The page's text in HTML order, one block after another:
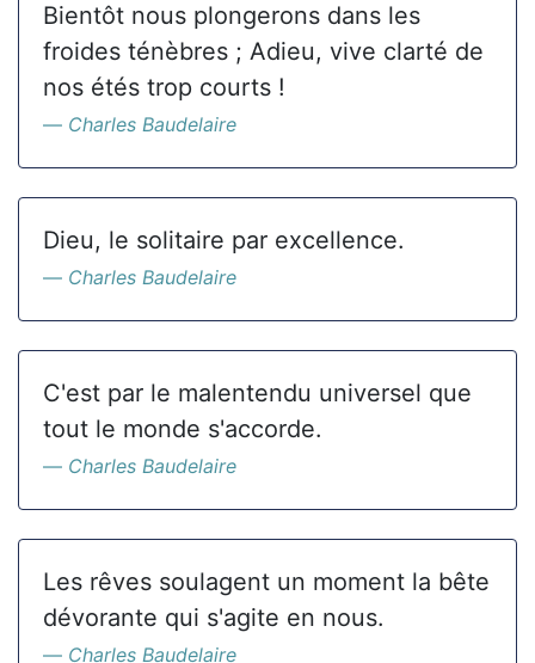
Bientôt nous plongerons dans les
froides ténèbres ; Adieu, vive clarté de
nos étés trop courts !
Charles Baudelaire
Dieu, le solitaire par excellence.
Charles Baudelaire
C'est par le malentendu universel que
tout le monde s'accorde.
Charles Baudelaire
Les rêves soulagent un moment la bête
dévorante qui s'agite en nous.
Charles Baudelaire